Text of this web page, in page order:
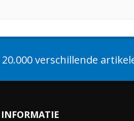
verschillende
INFORMATIE